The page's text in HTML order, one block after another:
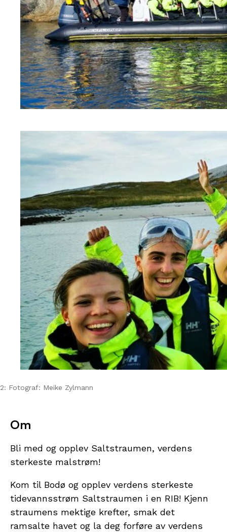
2: Fotograf: Meike Zylmann
Om
Bli med og opplev Saltstraumen, verdens
sterkeste malstrøm!
Kom til Bodø og opplev verdens sterkeste
tidevannsstrøm Saltstraumen i en RIB! Kjenn
straumens mektige krefter, smak det
ramsalte havet og la deg forføre av verdens